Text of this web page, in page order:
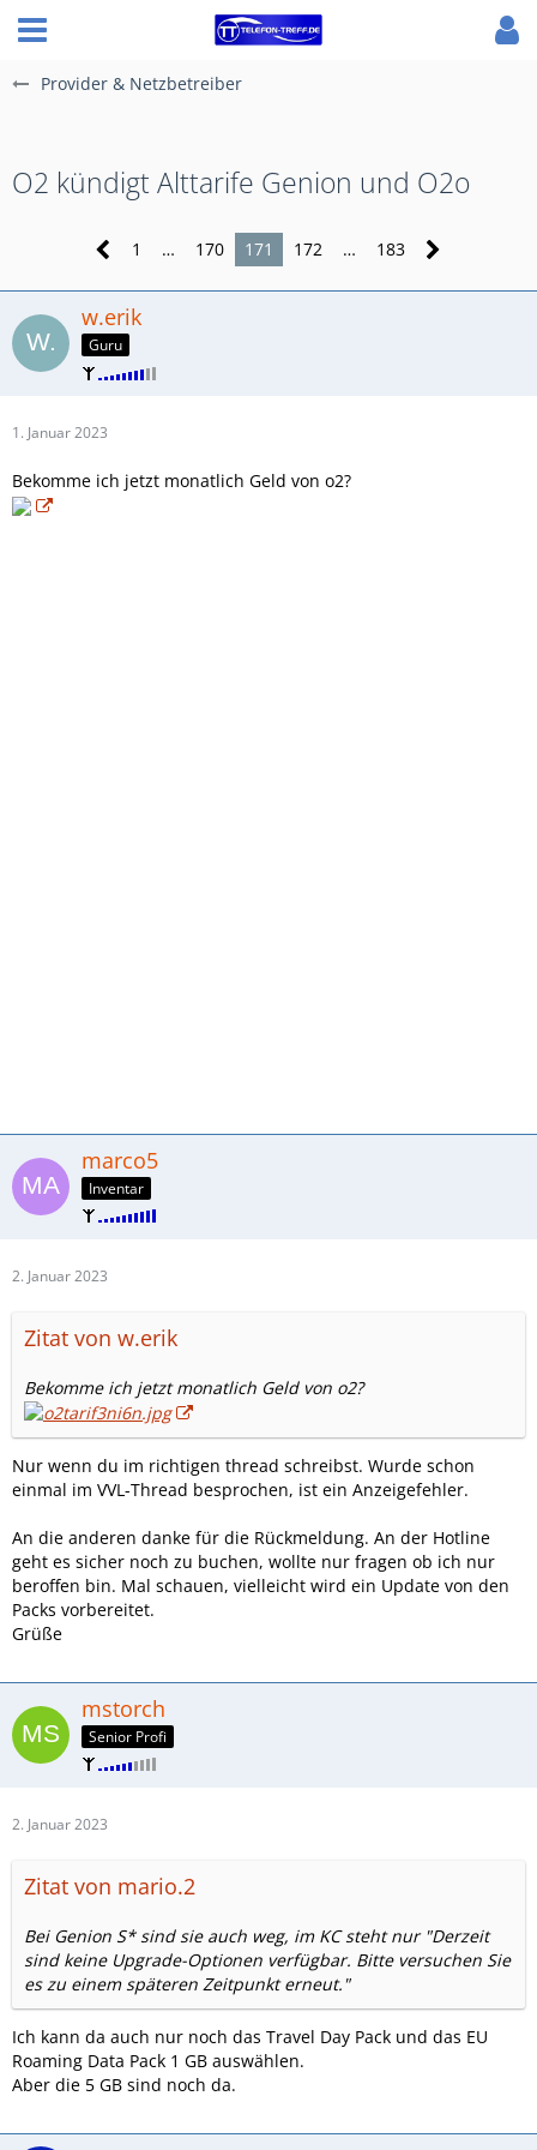
Provider & Netzbetreiber
O2 kündigt Alttarife Genion und O2o
1 … 170 171 172 … 183
w.erik
Guru
1. Januar 2023
Bekomme ich jetzt monatlich Geld von o2?
marco5
Inventar
2. Januar 2023
Zitat von w.erik
Bekomme ich jetzt monatlich Geld von o2?
Nur wenn du im richtigen thread schreibst. Wurde schon
einmal im VVL-Thread besprochen, ist ein Anzeigefehler.
An die anderen danke für die Rückmeldung. An der Hotline
geht es sicher noch zu buchen, wollte nur fragen ob ich nur
beroffen bin. Mal schauen, vielleicht wird ein Update von den
Packs vorbereitet.
Grüße
mstorch
Senior Profi
2. Januar 2023
Zitat von mario.2
Bei Genion S* sind sie auch weg, im KC steht nur "Derzeit
sind keine Upgrade-Optionen verfügbar. Bitte versuchen Sie
es zu einem späteren Zeitpunkt erneut."
Ich kann da auch nur noch das Travel Day Pack und das EU
Roaming Data Pack 1 GB auswählen.
Aber die 5 GB sind noch da.